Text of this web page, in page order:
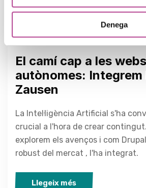
Denega
27 de març de 2025 by
Intel·ligència artificial
El camí cap a les webs
autònomes: Integrem
Zausen
La Intel·ligència Artificial s'ha
crucial a l'hora de crear
explorem els avenços i com
robust del mercat , l'ha integrat.
Llegeix més